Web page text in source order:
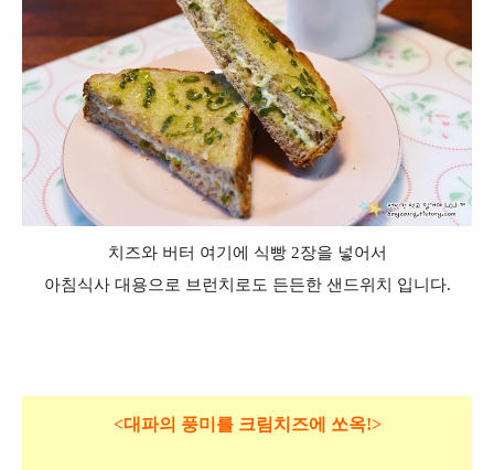
치즈와 버터 여기에 식빵 2장을 넣어서
아침식사 대용으로 브런치로도 든든한 샌드위치 입니다.
<대파의 풍미를 크림치즈에 쏘옥!>